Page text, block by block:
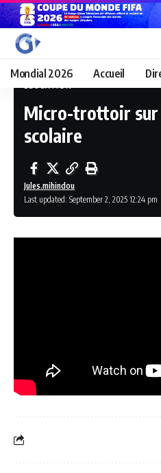
Mondial 2026 Accueil
EDUCATION
Micro-trottoir sur
scolaire
Last updated: September 2, 2025 12:24 pm
Jules.mihindou